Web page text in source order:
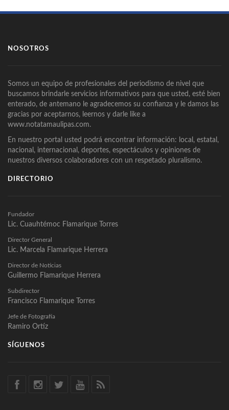
NOSOTROS
Somos un equipo de profesionales del periodismo de nivel que
buscamos brindarle servicios informativos para que usted, esté bien
enterado, de antemano le agradecemos su confianza y le damos las
gracias por aceptarnos, leernos y darle like a
www.notatamaulipas.com.
En nuestro portal usted podrá encontrar información: local, estatal,
nacional, internacional, deportes, espectáculos y opiniones de
nuestros diversos colaboradores con un respetado pluralismo.
DIRECTORIO
Fundador
Lic. Cuauhtémoc Flamarique Torres
Director General
Lic. Marcela Flamarique Herrera
Director de Noticias
Guillermo Flamarique Herrera
Subdirector
Francisco Flamarique Torres
Jefe de Fotografía
Ramiro Ortíz
SÍGUENOS